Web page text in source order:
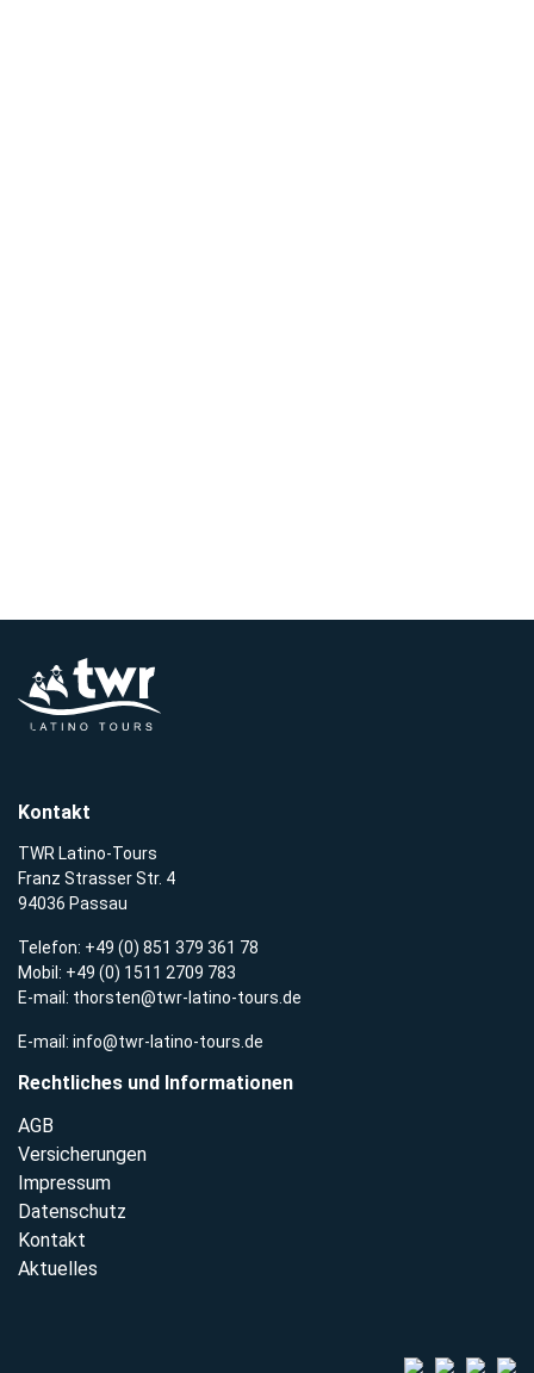
Kontakt
TWR Latino-Tours
Franz Strasser Str. 4
94036 Passau
Telefon: +49 (0) 851 379 361 78
Mobil: +49 (0) 1511 2709 783
E-mail: thorsten@twr-latino-tours.de
E-mail: info@twr-latino-tours.de
Rechtliches und Informationen
AGB
Versicherungen
Impressum
Datenschutz
Kontakt
Aktuelles